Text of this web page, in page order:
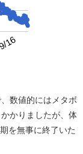
16
数値的にはメタボ
かりましたが、体
を無事に終了いた